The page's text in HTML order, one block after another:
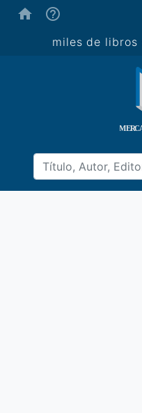
miles de libros